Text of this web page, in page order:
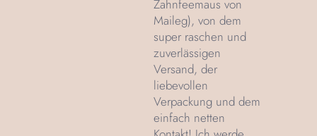
Zahnfeemaus von
Maileg), von dem
super raschen und
zuverlässigen
Versand, der
liebevollen
Verpackung und dem
einfach netten